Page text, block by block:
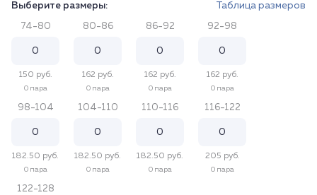
Выберите размеры: Таблица размеров
74-80
150 руб.
0 пара
80-86
162 руб.
0 пара
86-92
162 руб.
0 пара
92-98
162 руб.
0 пара
98-104
182.50 руб.
0 пара
104-110
182.50 руб.
0 пара
110-116
182.50 руб.
0 пара
116-122
205 руб.
0 пара
122-128